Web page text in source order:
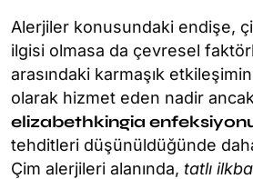
Alerjiler konusundaki endişe,
ilgisi olmasa da çevresel
arasındaki karmaşık etkileşimin
olarak hizmet eden nadir
elizabethkingia
tehditleri düşünüldüğünde
Çim alerjileri alanında, tatlı